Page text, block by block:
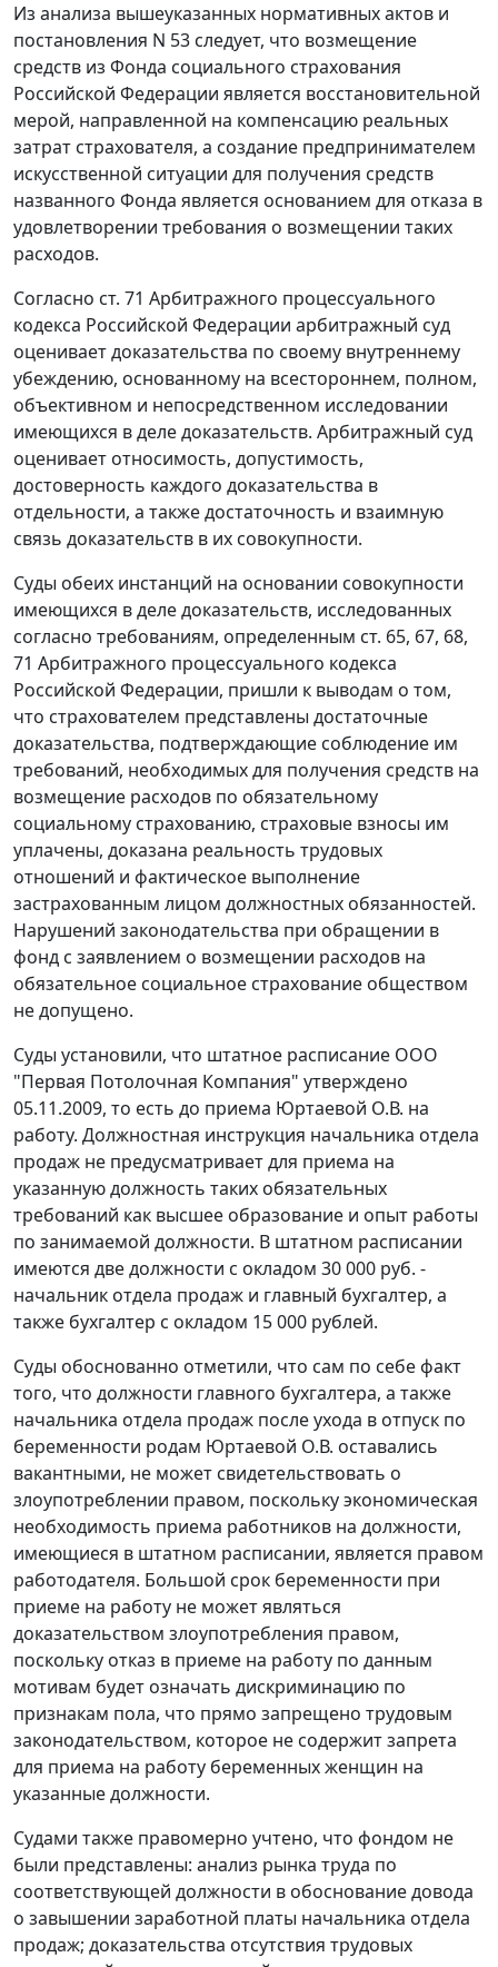
Из анализа вышеуказанных нормативных актов и
постановления N 53 следует, что возмещение
средств из Фонда социального страхования
Российской Федерации является восстановительной
мерой, направленной на компенсацию реальных
затрат страхователя, а создание предпринимателем
искусственной ситуации для получения средств
названного Фонда является основанием для отказа в
удовлетворении требования о возмещении таких
расходов.
Согласно ст. 71 Арбитражного процессуального
кодекса Российской Федерации арбитражный суд
оценивает доказательства по своему внутреннему
убеждению, основанному на всестороннем, полном,
объективном и непосредственном исследовании
имеющихся в деле доказательств. Арбитражный суд
оценивает относимость, допустимость,
достоверность каждого доказательства в
отдельности, а также достаточность и взаимную
связь доказательств в их совокупности.
Суды обеих инстанций на основании совокупности
имеющихся в деле доказательств, исследованных
согласно требованиям, определенным ст. 65, 67, 68,
71 Арбитражного процессуального кодекса
Российской Федерации, пришли к выводам о том,
что страхователем представлены достаточные
доказательства, подтверждающие соблюдение им
требований, необходимых для получения средств на
возмещение расходов по обязательному
социальному страхованию, страховые взносы им
уплачены, доказана реальность трудовых
отношений и фактическое выполнение
застрахованным лицом должностных обязанностей.
Нарушений законодательства при обращении в
фонд с заявлением о возмещении расходов на
обязательное социальное страхование обществом
не допущено.
Суды установили, что штатное расписание ООО
"Первая Потолочная Компания" утверждено
05.11.2009, то есть до приема Юртаевой О.В. на
работу. Должностная инструкция начальника отдела
продаж не предусматривает для приема на
указанную должность таких обязательных
требований как высшее образование и опыт работы
по занимаемой должности. В штатном расписании
имеются две должности с окладом 30 000 руб. -
начальник отдела продаж и главный бухгалтер, а
также бухгалтер с окладом 15 000 рублей.
Суды обоснованно отметили, что сам по себе факт
того, что должности главного бухгалтера, а также
начальника отдела продаж после ухода в отпуск по
беременности родам Юртаевой О.В. оставались
вакантными, не может свидетельствовать о
злоупотреблении правом, поскольку экономическая
необходимость приема работников на должности,
имеющиеся в штатном расписании, является правом
работодателя. Большой срок беременности при
приеме на работу не может являться
доказательством злоупотребления правом,
поскольку отказ в приеме на работу по данным
мотивам будет означать дискриминацию по
признакам пола, что прямо запрещено трудовым
законодательством, которое не содержит запрета
для приема на работу беременных женщин на
указанные должности.
Судами также правомерно учтено, что фондом не
были представлены: анализ рынка труда по
соответствующей должности в обоснование довода
о завышении заработной платы начальника отдела
продаж; доказательства отсутствия трудовых